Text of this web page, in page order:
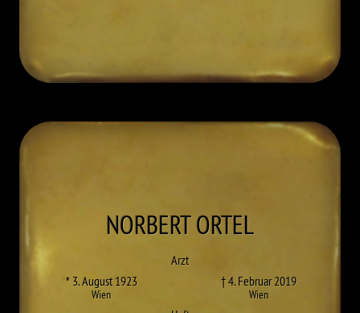
NORBERTORTEL
Arzt
* 3. August 1923
Wien
† 4. Februar 2019
Wien